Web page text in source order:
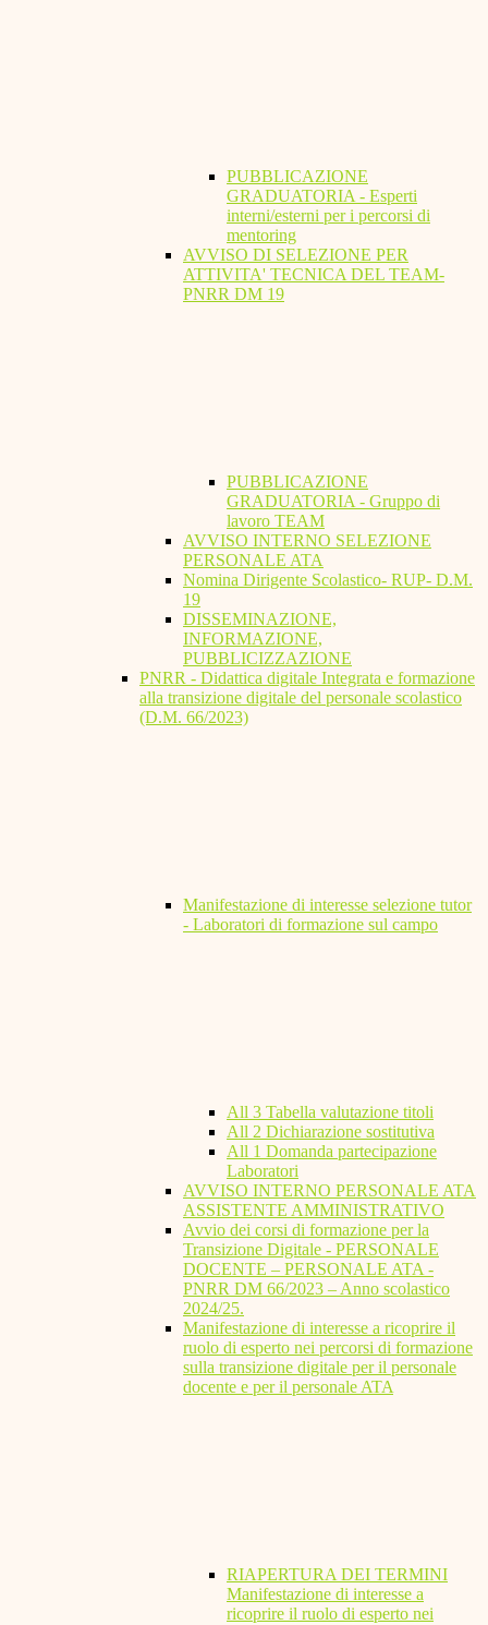
PUBBLICAZIONE
GRADUATORIA - Esperti
interni/esterni per i percorsi di
mentoring
AVVISO DI SELEZIONE PER
ATTIVITA' TECNICA DEL TEAM-
PNRR DM 19
PUBBLICAZIONE
GRADUATORIA - Gruppo di
lavoro TEAM
AVVISO INTERNO SELEZIONE
PERSONALE ATA
Nomina Dirigente Scolastico- RUP- D.M.
19
DISSEMINAZIONE,
INFORMAZIONE,
PUBBLICIZZAZIONE
PNRR - Didattica digitale Integrata e formazione
alla transizione digitale del personale scolastico
(D.M. 66/2023)
Manifestazione di interesse selezione tutor
- Laboratori di formazione sul campo
All 3 Tabella valutazione titoli
All 2 Dichiarazione sostitutiva
All 1 Domanda partecipazione
Laboratori
AVVISO INTERNO PERSONALE ATA
ASSISTENTE AMMINISTRATIVO
Avvio dei corsi di formazione per la
Transizione Digitale - PERSONALE
DOCENTE – PERSONALE ATA -
PNRR DM 66/2023 – Anno scolastico
2024/25.
Manifestazione di interesse a ricoprire il
ruolo di esperto nei percorsi di formazione
sulla transizione digitale per il personale
docente e per il personale ATA
RIAPERTURA DEI TERMINI
Manifestazione di interesse a
ricoprire il ruolo di esperto nei